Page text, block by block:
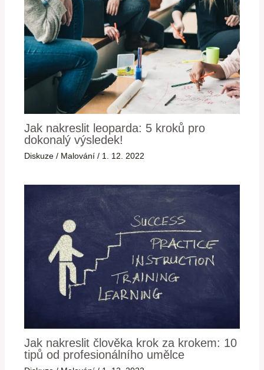
Jak nakreslit leoparda: 5 kroků pro
dokonalý výsledek!
Diskuze / Malování / 1. 12. 2022
Jak nakreslit člověka krok za krokem: 10
tipů od profesionálního umělce